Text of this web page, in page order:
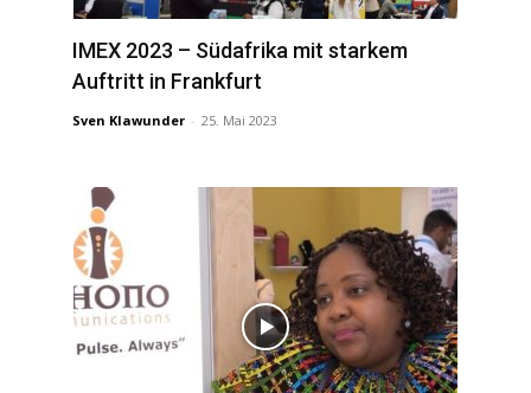
IMEX 2023 – Südafrika mit starkem
Auftritt in Frankfurt
Sven Klawunder - 25. Mai 2023